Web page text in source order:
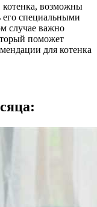
возможны
его специальными
случае важно
поможет
для котенка